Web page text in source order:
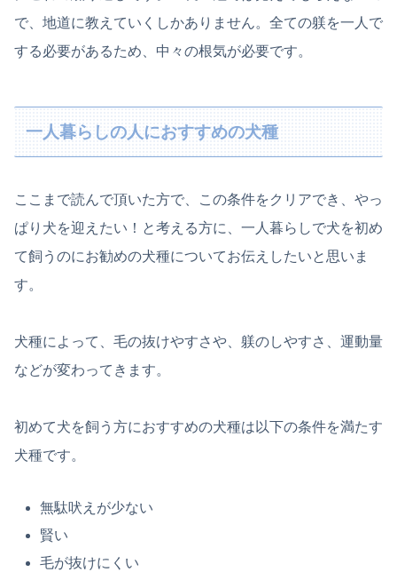
で、地道に教えていくしかありません。全ての躾を一人で
する必要があるため、中々の根気が必要です。
一人暮らしの人におすすめの犬種
ここまで読んで頂いた方で、この条件をクリアでき、やっ
ぱり犬を迎えたい！と考える方に、一人暮らしで犬を初め
て飼うのにお勧めの犬種についてお伝えしたいと思いま
す。
犬種によって、毛の抜けやすさや、躾のしやすさ、運動量
などが変わってきます。
初めて犬を飼う方におすすめの犬種は以下の条件を満たす
犬種です。
無駄吠えが少ない
賢い
毛が抜けにくい